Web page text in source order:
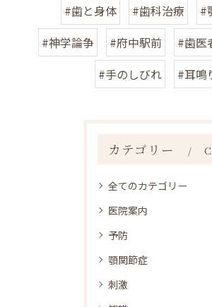
#歯と身体 #歯科治療
#
#神学論争
#府中駅前 #歯医
#手のしびれ
#耳鳴
カテゴリー
全てのカテゴリー
医院案内
予防
顎関節症
刺激